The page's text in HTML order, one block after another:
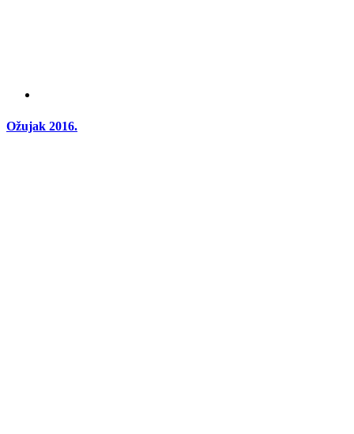
Ožujak 2016.